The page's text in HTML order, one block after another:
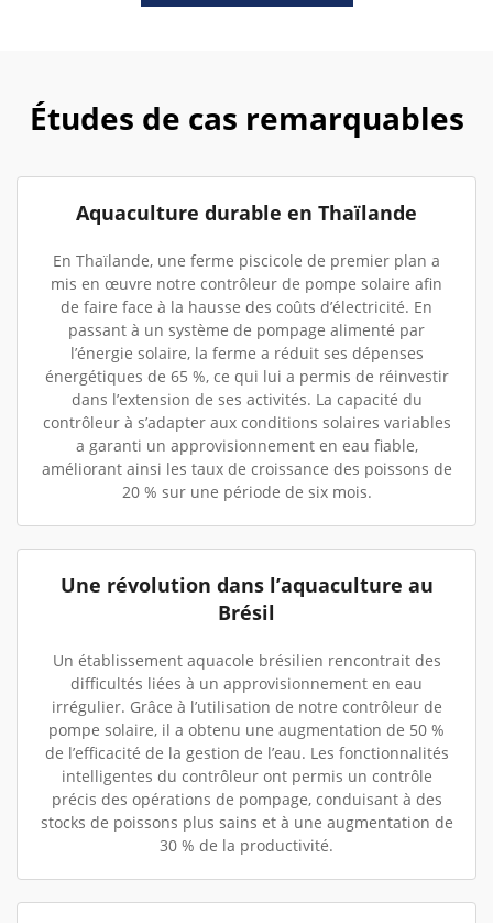
Études de cas remarquables
Aquaculture durable en Thaïlande
En Thaïlande, une ferme piscicole de premier plan a
mis en œuvre notre contrôleur de pompe solaire afin
de faire face à la hausse des coûts d’électricité. En
passant à un système de pompage alimenté par
l’énergie solaire, la ferme a réduit ses dépenses
énergétiques de 65 %, ce qui lui a permis de réinvestir
dans l’extension de ses activités. La capacité du
contrôleur à s’adapter aux conditions solaires variables
a garanti un approvisionnement en eau fiable,
améliorant ainsi les taux de croissance des poissons de
20 % sur une période de six mois.
Une révolution dans l’aquaculture au
Brésil
Un établissement aquacole brésilien rencontrait des
difficultés liées à un approvisionnement en eau
irrégulier. Grâce à l’utilisation de notre contrôleur de
pompe solaire, il a obtenu une augmentation de 50 %
de l’efficacité de la gestion de l’eau. Les fonctionnalités
intelligentes du contrôleur ont permis un contrôle
précis des opérations de pompage, conduisant à des
stocks de poissons plus sains et à une augmentation de
30 % de la productivité.